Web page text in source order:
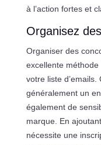
à l’action fortes et
Organisez
Organiser des
excellente
votre liste
généralement un
également de
marque. En
nécessite une